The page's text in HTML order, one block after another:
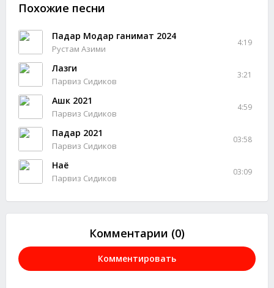
Похожие песни
Падар Модар ганимат 2024
Рустам Азими
4:19
Лазги
Парвиз Сидиков
3:21
Ашк 2021
Парвиз Сидиков
4:59
Падар 2021
Парвиз Сидиков
03:58
Наё
Парвиз Сидиков
03:09
Комментарии (0)
Комментировать